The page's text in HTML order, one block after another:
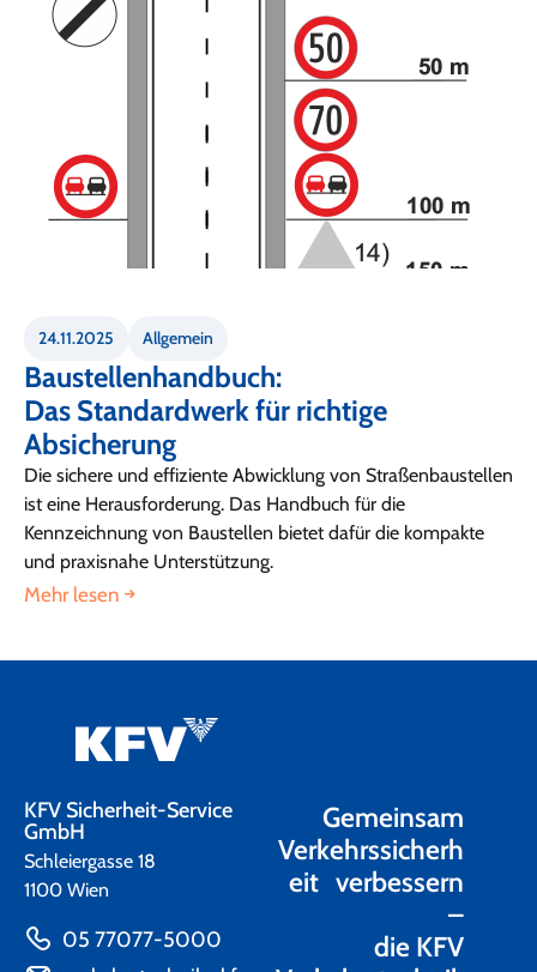
24.11.2025 Allgemein
Baustellenhandbuch:
Das Standardwerk für richtige
Absicherung
Die sichere und effiziente Abwicklung von Straßenbaustellen
ist eine Herausforderung. Das Handbuch für die
Kennzeichnung von Baustellen bietet dafür die kompakte
und praxisnahe Unterstützung.
Mehr lesen
KFV Sicherheit-Service
GmbH
Schleiergasse 18
1100 Wien
05 77077-5000
Gemeinsam
Verkehrssicherh
eit verbessern
–
die KFV